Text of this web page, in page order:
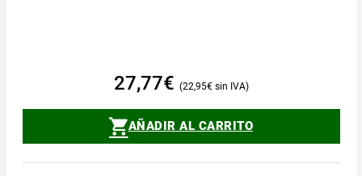
27,77€ 22,95€
AÑADIR AL CARRITO